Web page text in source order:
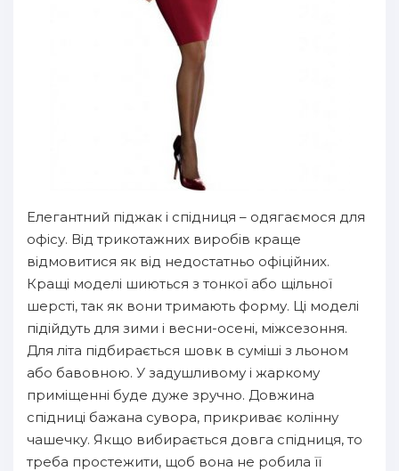
Елегантний піджак і спідниця – одягаємося для
офісу. Від трикотажних виробів краще
відмовитися як від недостатньо офіційних.
Кращі моделі шиються з тонкої або щільної
шерсті, так як вони тримають форму. Ці моделі
підійдуть для зими і весни-осені, міжсезоння.
Для літа підбирається шовк в суміші з льоном
або бавовною. У задушливому і жаркому
приміщенні буде дуже зручно. Довжина
спідниці бажана сувора, прикриває колінну
чашечку. Якщо вибирається довга спідниця, то
треба простежити, щоб вона не робила її